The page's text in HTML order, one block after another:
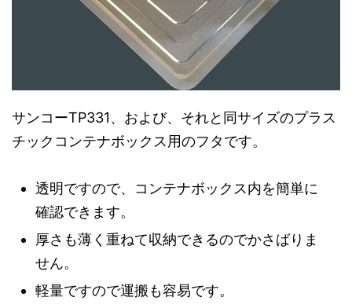
サンコーTP331、および、それと同サイズのプラス
チックコンテナボックス用のフタです。
透明ですので、コンテナボックス内を簡単に
確認できます。
厚さも薄く重ねて収納できるのでかさばりま
せん。
軽量ですので運搬も容易です。